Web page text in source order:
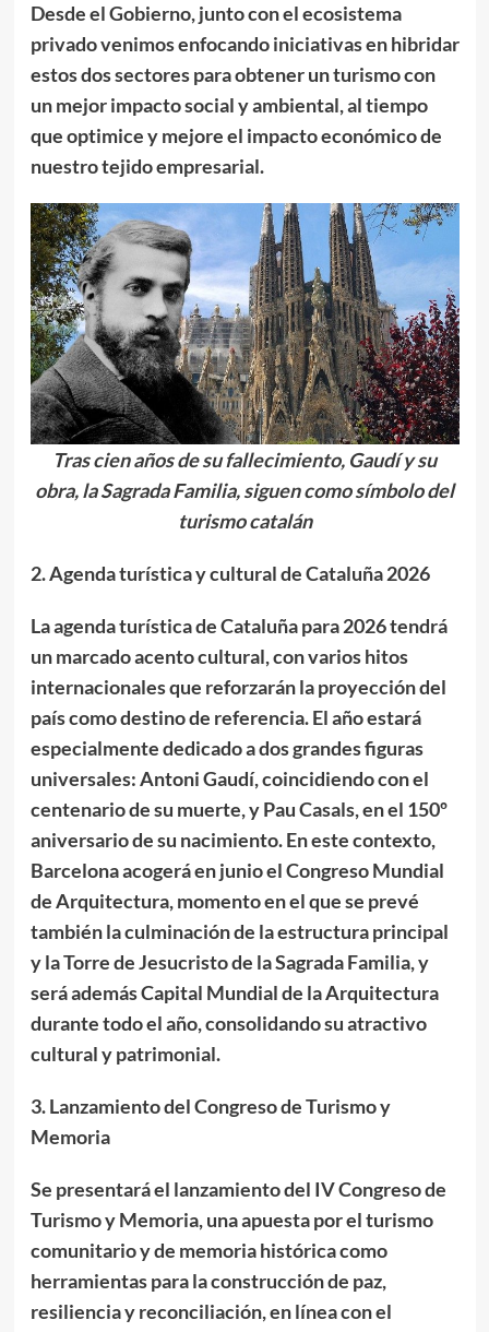
Desde el Gobierno, junto con el ecosistema
privado venimos enfocando iniciativas en hibridar
estos dos sectores para obtener un turismo con
un mejor impacto social y ambiental, al tiempo
que optimice y mejore el impacto económico de
nuestro tejido empresarial.
Tras cien años de su fallecimiento, Gaudí y su
obra, la Sagrada Familia, siguen como símbolo del
turismo catalán
2. Agenda turística y cultural de Cataluña 2026
La agenda turística de Cataluña para 2026 tendrá
un marcado acento cultural, con varios hitos
internacionales que reforzarán la proyección del
país como destino de referencia. El año estará
especialmente dedicado a dos grandes figuras
universales: Antoni Gaudí, coincidiendo con el
centenario de su muerte, y Pau Casals, en el 150º
aniversario de su nacimiento. En este contexto,
Barcelona acogerá en junio el Congreso Mundial
de Arquitectura, momento en el que se prevé
también la culminación de la estructura principal
y la Torre de Jesucristo de la Sagrada Familia, y
será además Capital Mundial de la Arquitectura
durante todo el año, consolidando su atractivo
cultural y patrimonial.
3. Lanzamiento del Congreso de Turismo y
Memoria
Se presentará el lanzamiento del IV Congreso de
Turismo y Memoria, una apuesta por el turismo
comunitario y de memoria histórica como
herramientas para la construcción de paz,
resiliencia y reconciliación, en línea con el